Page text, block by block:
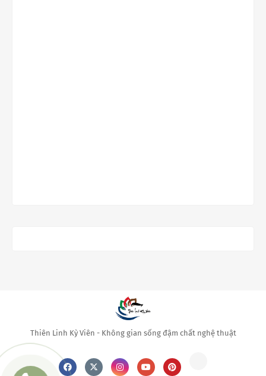
Thiên Linh Kỳ Viên - Không gian sống đậm chất nghệ thuật